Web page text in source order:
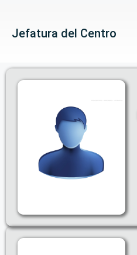
Jefatura del Centro